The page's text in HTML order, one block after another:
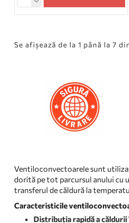
Se afişează de la 1 până la 7
Ventiloconvectoarele sunt
dorită pe tot parcursul anului cu
transferul de căldură la
Caracteristicile
Distribuția rapidă a căldurii